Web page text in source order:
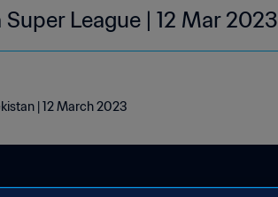
League | 12 Mar 2023
| 12 March 2023